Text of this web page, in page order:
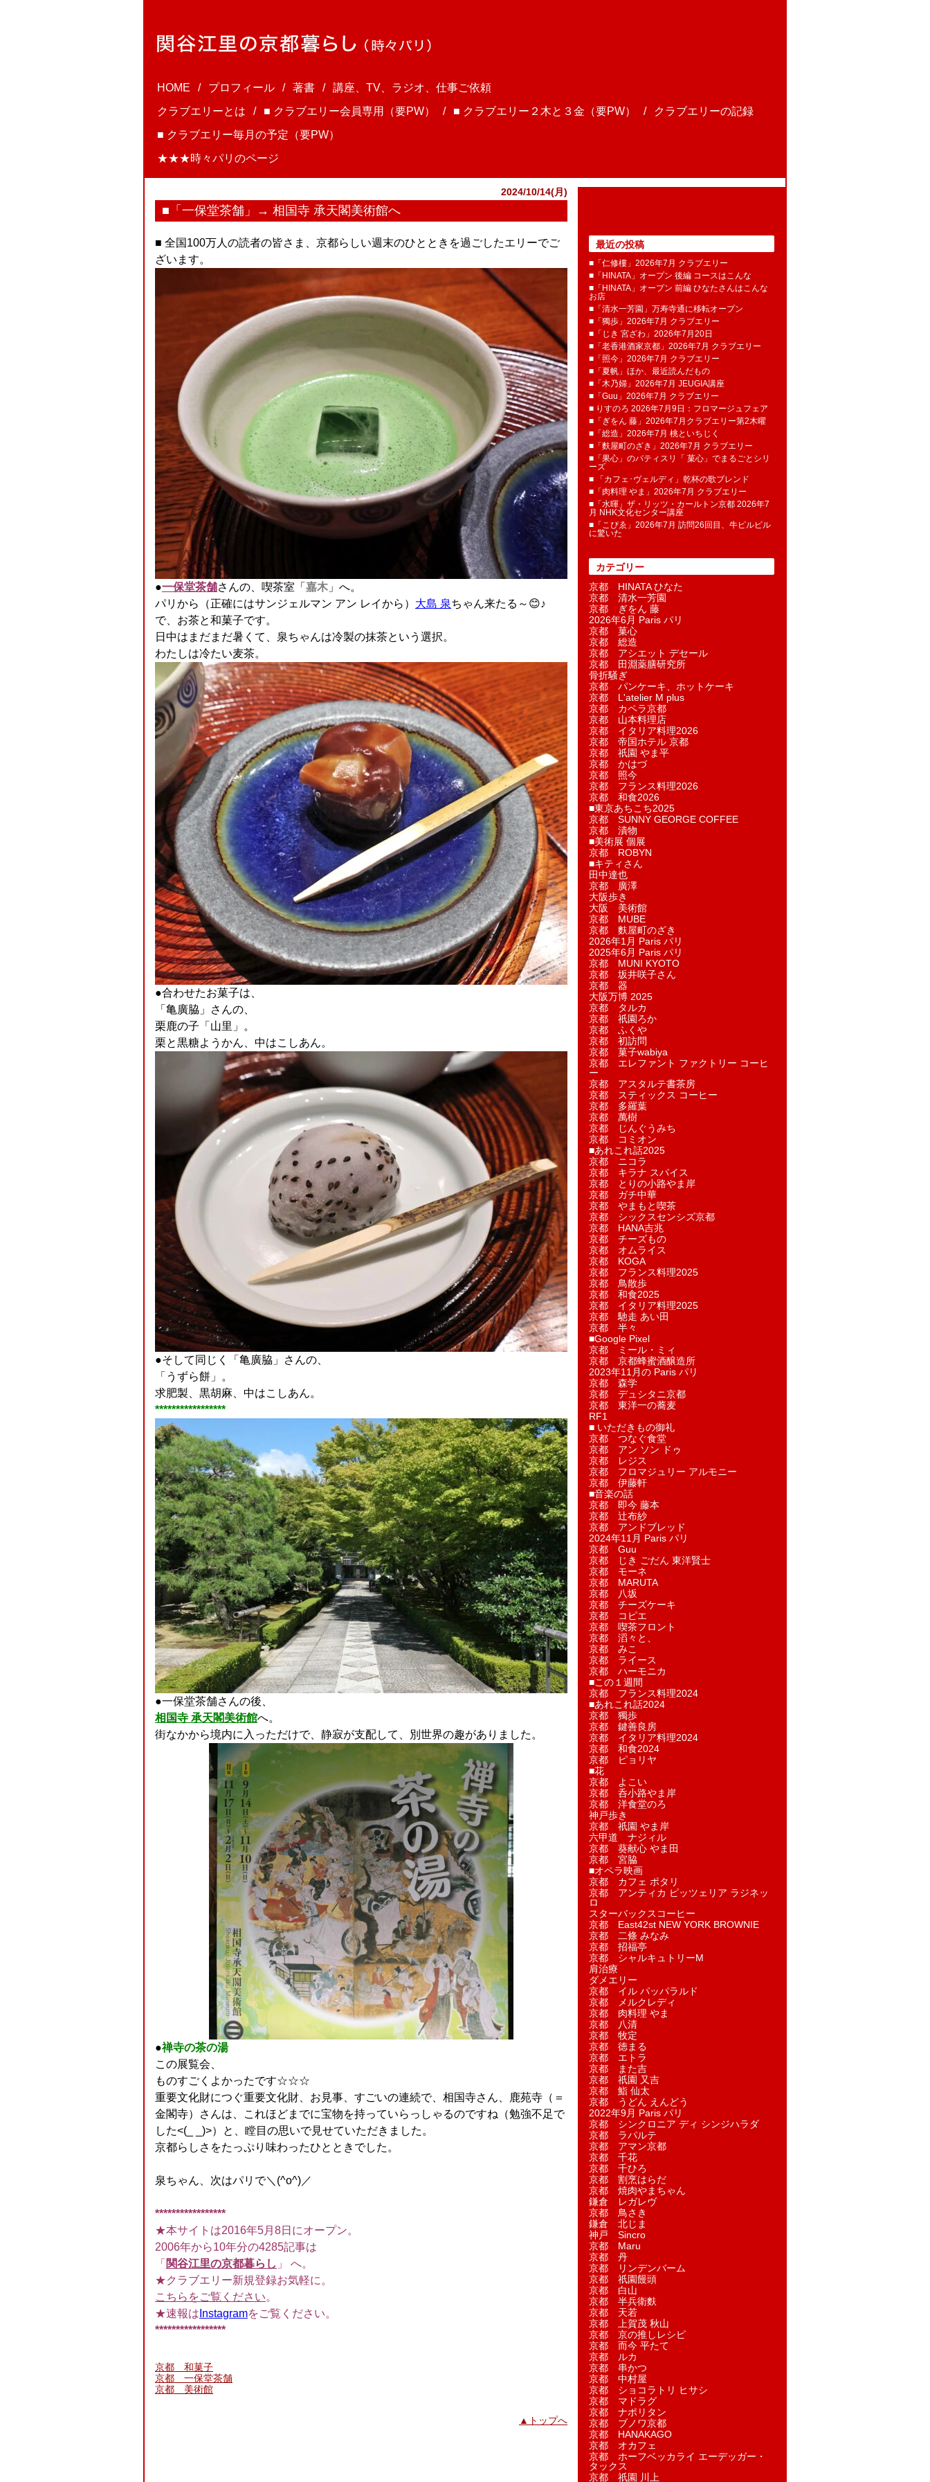
HOME プロフィール 著書
講座、TV、ラジオ、仕事ご依頼
クラブエリーとは
■ クラブエリー会員専用（要PW） ■ クラブエリー２木と３金（要PW）
クラブエリーの記録
■ クラブエリー毎月の予定（要PW）
★★★時々パリのページ
2024/10/14(月)
■「一保堂茶舗」→ 相国寺 承天閣美術館へ
■ 全国100万人の読者の皆さま、京都らしい週末のひとときを過ごしたエリーでご
ざいます。
●一保堂茶舗さんの、喫茶室「 嘉木 」へ。
パリから（正確にはサンジェルマン アン レイから） 大島 泉ちゃん来たる～😊♪
で、お茶と和菓子です。
日中はまだまだ暑くて、泉ちゃんは冷製の抹茶という選択。
わたしは冷たい麦茶。
●合わせたお菓子は、
「亀廣脇」さんの、
栗鹿の子「山里」。
栗と黒糖ようかん、中はこしあん。
●そして同じく「亀廣脇」さんの、
「うずら餅」。
求肥製、黒胡麻、中はこしあん。
*****************
●一保堂茶舗さんの後、
相国寺 承天閣美術館へ。
街なかから境内に入っただけで、静寂が支配して、別世界の趣がありました。
●禅寺の茶の湯
この展覧会、
ものすごくよかったです☆☆☆
重要文化財につぐ重要文化財、お見事、すごいの連続で、相国寺さん、鹿苑寺（＝
金閣寺）さんは、これほどまでに宝物を持っていらっしゃるのですね（勉強不足で
した<(_ _)>）と、瞠目の思いで見せていただきました。
京都らしさをたっぷり味わったひとときでした。
泉ちゃん、次はパリで＼(^o^)／
*****************
★本サイトは2016年5月8日にオープン。
2006年から10年分の4285記事は
「 関谷江里の京都暮らし 」 へ。
★クラブエリー新規登録お気軽に。
こちらをご覧ください。
★速報は Instagramをご覧ください。
*****************
京都 和菓子
京都 一保堂茶舗
京都 美術館
▲トップへ
最近の投稿
■「仁修樓」2026年7月 クラブエリー
■「HINATA」オープン 後編 コースはこんな
■「HINATA」オープン 前編 ひなたさんはこんな
お店
■「清水一芳園」万寿寺通に移転オープン
■「獨歩」2026年7月 クラブエリー
■「じき 宮ざわ」2026年7月20日
■「老香港酒家京都」2026年7月 クラブエリー
■「照今」2026年7月 クラブエリー
■「夏帆」ほか、最近読んだもの
■「木乃婦」2026年7月 JEUGIA講座
■「Guu」2026年7月 クラブエリー
■ りすのろ 2026年7月9日：フロマージュフェア
■「ぎをん 藤」2026年7月クラブエリー第2木曜
■「総造」2026年7月 桃といちじく
■「麩屋町のざき」2026年7月 クラブエリー
■「果心」のパティスリ「 菓​心」でまるごとシリ
ーズ
■ 「カフェ･ヴェルディ」乾杯の歌ブレンド
■「肉料理 やま」2026年7月 クラブエリー
■「水暉」ザ・リッツ・カールトン京都 2026年7
月 NHK文化センター講座
■「こぴゑ」2026年7月 訪問26回目、牛ピルピル
に驚いた
カテゴリー
京都 HINATA ひなた
京都 清水一芳園
京都 ぎをん 藤
2026年6月 Paris パリ
京都 菓​心
京都 総造
京都 アシエット デセール
京都 田淵薬膳研究所
骨折騒ぎ
京都 パンケーキ、ホットケーキ
京都 L'atelier M plus
京都 カペラ京都
京都 山本料理店
京都 イタリア料理2026
京都 帝国ホテル 京都
京都 祇園 やま平
京都 かはづ
京都 照今
京都 フランス料理2026
京都 和食2026
■東京あちこち2025
京都 SUNNY GEORGE COFFEE
京都 漬物
■美術展 個展
京都 ROBYN
■キティさん
田中達也
京都 廣澤
大阪歩き
大阪 美術館
京都 MUBE
京都 麩屋町のざき
2026年1月 Paris パリ
2025年6月 Paris パリ
京都 MUNI KYOTO
京都 坂井咲子さん
京都 器
大阪万博 2025
京都 タルカ
京都 祇園ろか
京都 ふくや
京都 初訪問
京都 菓子wabiya
京都 エレファント ファクトリー コーヒ
ー
京都 アスタルテ書茶房
京都 スティックス コーヒー
京都 多羅葉
京都 萬樹
京都 じんぐうみち
京都 コミオン
■あれこれ話2025
京都 ニコラ
京都 キラナ スパイス
京都 とりの小路やま岸
京都 ガチ中華
京都 やまもと喫茶
京都 シックスセンシズ京都
京都 HANA吉兆
京都 チーズもの
京都 オムライス
京都 KOGA
京都 フランス料理2025
京都 鳥散歩
京都 和食2025
京都 イタリア料理2025
京都 馳走 あい田
京都 半々
■Google Pixel
京都 ミール・ミィ
京都 京都蜂蜜酒醸造所
2023年11月の Paris パリ
京都 森学
京都 デュシタニ京都
京都 東洋一の蕎麦
RF1
■ いただきもの御礼
京都 つなぐ食堂
京都 アン ソン ドゥ
京都 レジス
京都 フロマジュリー アルモニー
京都 伊藤軒
■音楽の話
京都 即今 藤本
京都 辻布紗
京都 アンドブレッド
2024年11月 Paris パリ
京都 Guu
京都 じき ごだん 東洋賢士
京都 モーネ
京都 MARUTA
京都 八坂
京都 チーズケーキ
京都 コピエ
京都 喫茶フロント
京都 滔々と、
京都 みこ
京都 ライース
京都 ハーモニカ
■この１週間
京都 フランス料理2024
■あれこれ話2024
京都 獨歩
京都 鍵善良房
京都 イタリア料理2024
京都 和食2024
京都 ピョリヤ
■花
京都 よこい
京都 呑小路やま岸
京都 洋食堂のろ
神戸歩き
京都 祇園 やま岸
六甲道 ナジィル
京都 葵献心 やま田
京都 宮脇
■オペラ映画
京都 カフェ ポタリ
京都 アンティカ ピッツェリア ラジネッ
ロ
スターバックスコーヒー
京都 East42st NEW YORK BROWNIE
京都 二條 みなみ
京都 招福亭
京都 シャルキュトリーM
肩治療
ダメエリー
京都 イル パッパラルド
京都 メルクレディ
京都 肉料理 やま
京都 八清
京都 牧定
京都 徳まる
京都 エトラ
京都 また吉
京都 祇園 又吉
京都 鮨 仙太
京都 うどん えんどう
2022年9月 Paris パリ
京都 シンクロニア ディ シンジハラダ
京都 ラパルテ
京都 アマン京都
京都 千花
京都 千ひろ
京都 割烹はらだ
京都 焼肉やまちゃん
鎌倉 レガレヴ
京都 鳥さき
鎌倉 北じま
神戸 Sincro
京都 Maru
京都 丹
京都 リンデンバーム
京都 祇園饅頭
京都 白山
京都 半兵衛麩
京都 天若
京都 上賀茂 秋山
京都 京の推しレシピ
京都 而今 平たて
京都 ルカ
京都 串かつ
京都 中村屋
京都 ショコラトリ ヒサシ
京都 マドラグ
京都 ナポリタン
京都 ブノワ京都
京都 HANAKAGO
京都 オカフェ
京都 ホーフベッカライ エーデッガー・
タックス
京都 祇園 川上